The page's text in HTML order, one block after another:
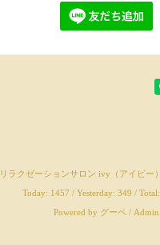
リラクゼーションサロン ivy（アイビー）
Today: 1457 / Yesterday: 349 / Total:
Powered by グーペ / Admin